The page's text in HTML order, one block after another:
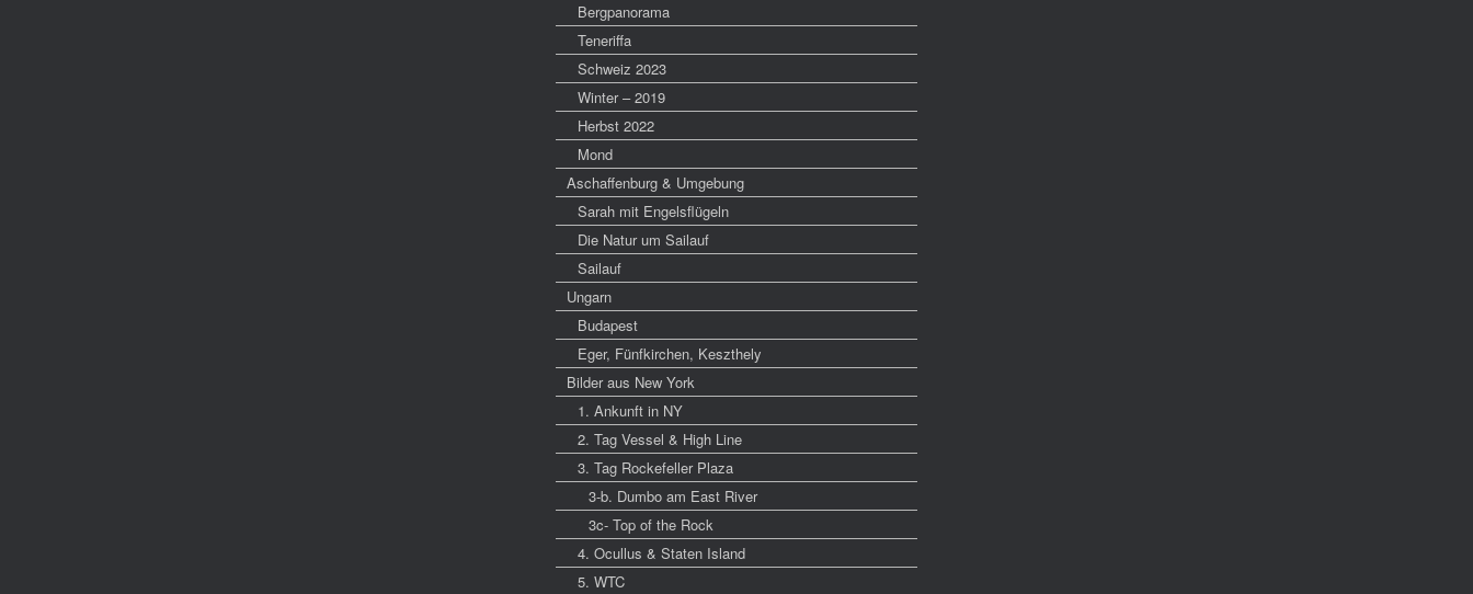
Bergpanorama
Teneriffa
Schweiz 2023
Winter – 2019
Herbst 2022
Mond
Aschaffenburg & Umgebung
Sarah mit Engelsflügeln
Die Natur um Sailauf
Sailauf
Ungarn
Budapest
Eger, Fünfkirchen, Keszthely
Bilder aus New York
1. Ankunft in NY
2. Tag Vessel & High Line
3. Tag Rockefeller Plaza
3-b. Dumbo am East River
3c- Top of the Rock
4. Ocullus & Staten Island
5. WTC